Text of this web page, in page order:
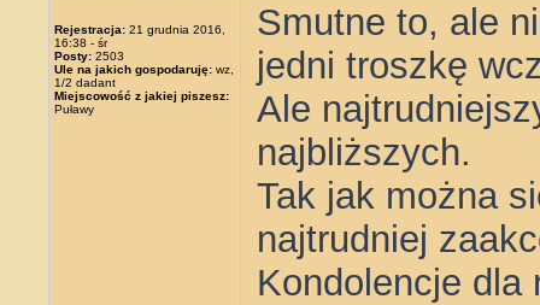
Rejestracja: 21 grudnia 2016,
16:38 - śr
Posty: 2503
Ule na jakich gospodaruję: wz,
1/2 dadant
Miejscowość z jakiej piszesz:
Puławy
Smutne to, ale
jedni troszkę
Ale
najbliższych.
Tak jak można
najtrudniej
Kondolencje